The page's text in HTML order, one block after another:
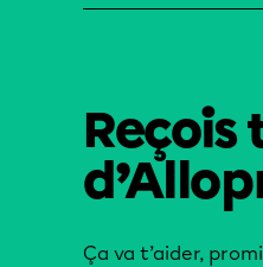
Reçois
Ça va t’aider,